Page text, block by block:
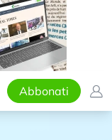
Abbonati